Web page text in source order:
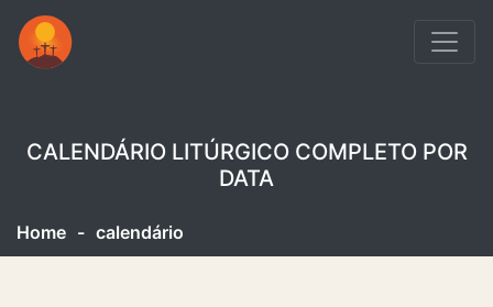
CALENDÁRIO LITÚRGICO COMPLETO POR
DATA
Home - calendário